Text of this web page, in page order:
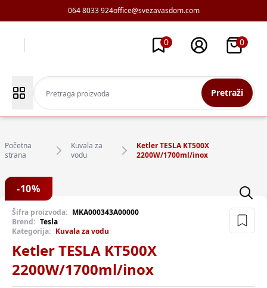
064 8033 924office@svezavasdom.com
0 0
Pretraži
Početna
strana
Kuvala za
vodu
Ketler TESLA KT500X
2200W/1700ml/inox
-10%
Šifra proizvoda: MKA000343A00000
Brend: Tesla
Kategorija: Kuvala za vodu
Ketler TESLA KT500X
2200W/1700ml/inox